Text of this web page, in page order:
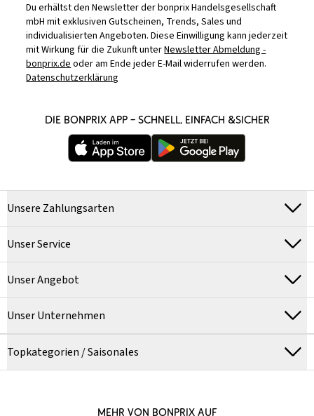
Du erhältst den Newsletter der bonprix Handelsgesellschaft
mbH mit exklusiven Gutscheinen, Trends, Sales und
individualisierten Angeboten. Diese Einwilligung kann jederzeit
mit Wirkung für die Zukunft unterNewsletter Abmeldung -
bonprix.deoder am Ende jeder E-Mail widerrufen werden.
Datenschutzerklärung
DIE BONPRIX APP – SCHNELL, EINFACH &SICHER
Unsere Zahlungsarten
Unser Service
Unser Angebot
Unser Unternehmen
Topkategorien / Saisonales
MEHR VON BONPRIX AUF